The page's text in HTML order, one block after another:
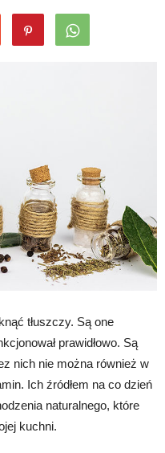
tłuszczy. Są one
prawidłowo. Są
nich nie można również w
Ich źródłem na co dzień
naturalnego, które
kuchni.